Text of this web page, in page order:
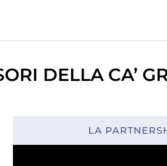
DELLA CA’
LA